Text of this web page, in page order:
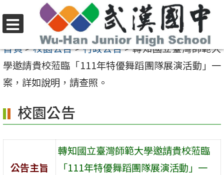
至
要
內
區
選
單
首頁>校園公告>行政公告>轉知國立臺灣師範大
學邀請貴校蒞臨「111年特優舞蹈團隊展演活動」一
案，詳如說明，請查照。
校園公告
公告主旨
轉知國立臺灣師範大學邀請貴校蒞臨
「111年特優舞蹈團隊展演活動」一